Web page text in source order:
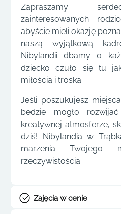
Zapraszamy
zainteresowanych
abyście mieli okazję
naszą wyjątkową
Nibylandii dbamy o
dziecko czuło się tu
miłością i troską.
Jeśli poszukujesz
będzie mogło
kreatywnej atmosferze,
dziś! Nibylandia w
marzenia Twojego
rzeczywistością.
Zajęcia w cenie